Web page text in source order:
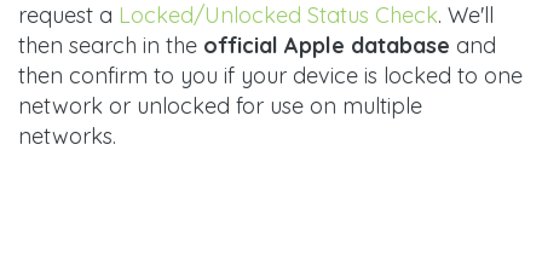
request a Locked/Unlocked Status Check. We'll
then search in the official Apple database and
then confirm to you if your device is locked to one
network or unlocked for use on multiple
networks.